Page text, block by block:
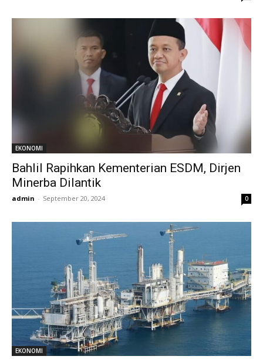
EKONOMI
Bahlil Rapihkan Kementerian ESDM, Dirjen
Minerba Dilantik
admin - September 20, 2024 0
EKONOMI